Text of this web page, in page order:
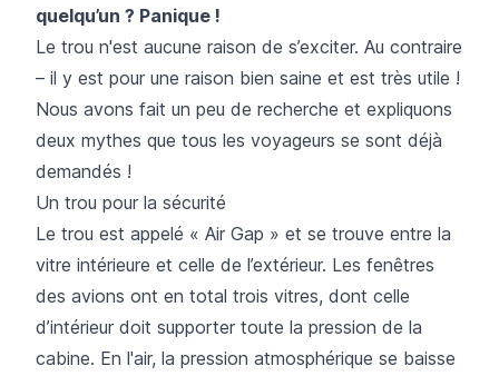
quelqu’un ? Panique !
Le trou n'est aucune raison de s’exciter. Au contraire
– il y est pour une raison bien saine et est très utile !
Nous avons fait un peu de recherche et expliquons
deux mythes que tous les voyageurs se sont déjà
demandés !
Un trou pour la sécurité
Le trou est appelé « Air Gap » et se trouve entre la
vitre intérieure et celle de l’extérieur. Les fenêtres
des avions ont en total trois vitres, dont celle
d’intérieur doit supporter toute la pression de la
cabine. En l'air, la pression atmosphérique se baisse